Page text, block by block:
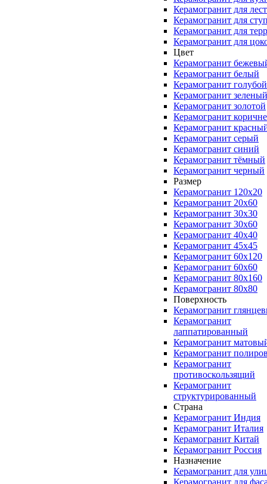
Керамогранит для
Керамогранит для
Керамогранит для
Керамогранит для
Цвет
Керамогранит
Керамогранит белый
Керамогранит голубой
Керамогранит зеленый
Керамогранит золотой
Керамогранит
Керамогранит
Керамогранит серый
Керамогранит синий
Керамогранит тёмный
Керамогранит черный
Размер
Керамогранит 120x20
Керамогранит 20x60
Керамогранит 30x30
Керамогранит 30x60
Керамогранит 40x40
Керамогранит 45x45
Керамогранит 60x120
Керамогранит 60x60
Керамогранит 80x160
Керамогранит 80x80
Поверхность
Керамогранит
Керамогранит
лаппатированный
Керамогранит
Керамогранит
Керамогранит
противоскользящий
Керамогранит
структурированный
Страна
Керамогранит Индия
Керамогранит Италия
Керамогранит Китай
Керамогранит Россия
Назначение
Керамогранит для
Керамогранит для